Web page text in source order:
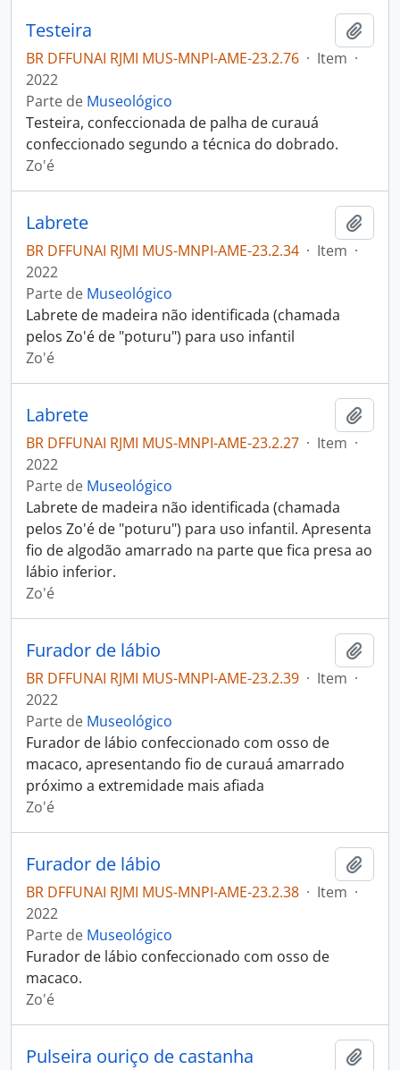
Testeira
BR DFFUNAI RJMI MUS-MNPI-AME-23.2.76 · Item ·
2022
Parte de Museológico
Testeira, confeccionada de palha de curauá
confeccionado segundo a técnica do dobrado.
Zo'é
Labrete
BR DFFUNAI RJMI MUS-MNPI-AME-23.2.34 · Item ·
2022
Parte de Museológico
Labrete de madeira não identificada (chamada
pelos Zo'é de "poturu") para uso infantil
Zo'é
Labrete
BR DFFUNAI RJMI MUS-MNPI-AME-23.2.27 · Item ·
2022
Parte de Museológico
Labrete de madeira não identificada (chamada
pelos Zo'é de "poturu") para uso infantil. Apresenta
fio de algodão amarrado na parte que fica presa ao
lábio inferior.
Zo'é
Furador de lábio
BR DFFUNAI RJMI MUS-MNPI-AME-23.2.39 · Item ·
2022
Parte de Museológico
Furador de lábio confeccionado com osso de
macaco, apresentando fio de curauá amarrado
próximo a extremidade mais afiada
Zo'é
Furador de lábio
BR DFFUNAI RJMI MUS-MNPI-AME-23.2.38 · Item ·
2022
Parte de Museológico
Furador de lábio confeccionado com osso de
macaco.
Zo'é
Pulseira ouriço de castanha